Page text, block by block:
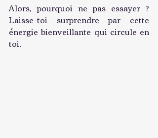
Alors, pourquoi ne pas essayer ?
Laisse-toi surprendre par cette
énergie bienveillante qui circule en
toi.